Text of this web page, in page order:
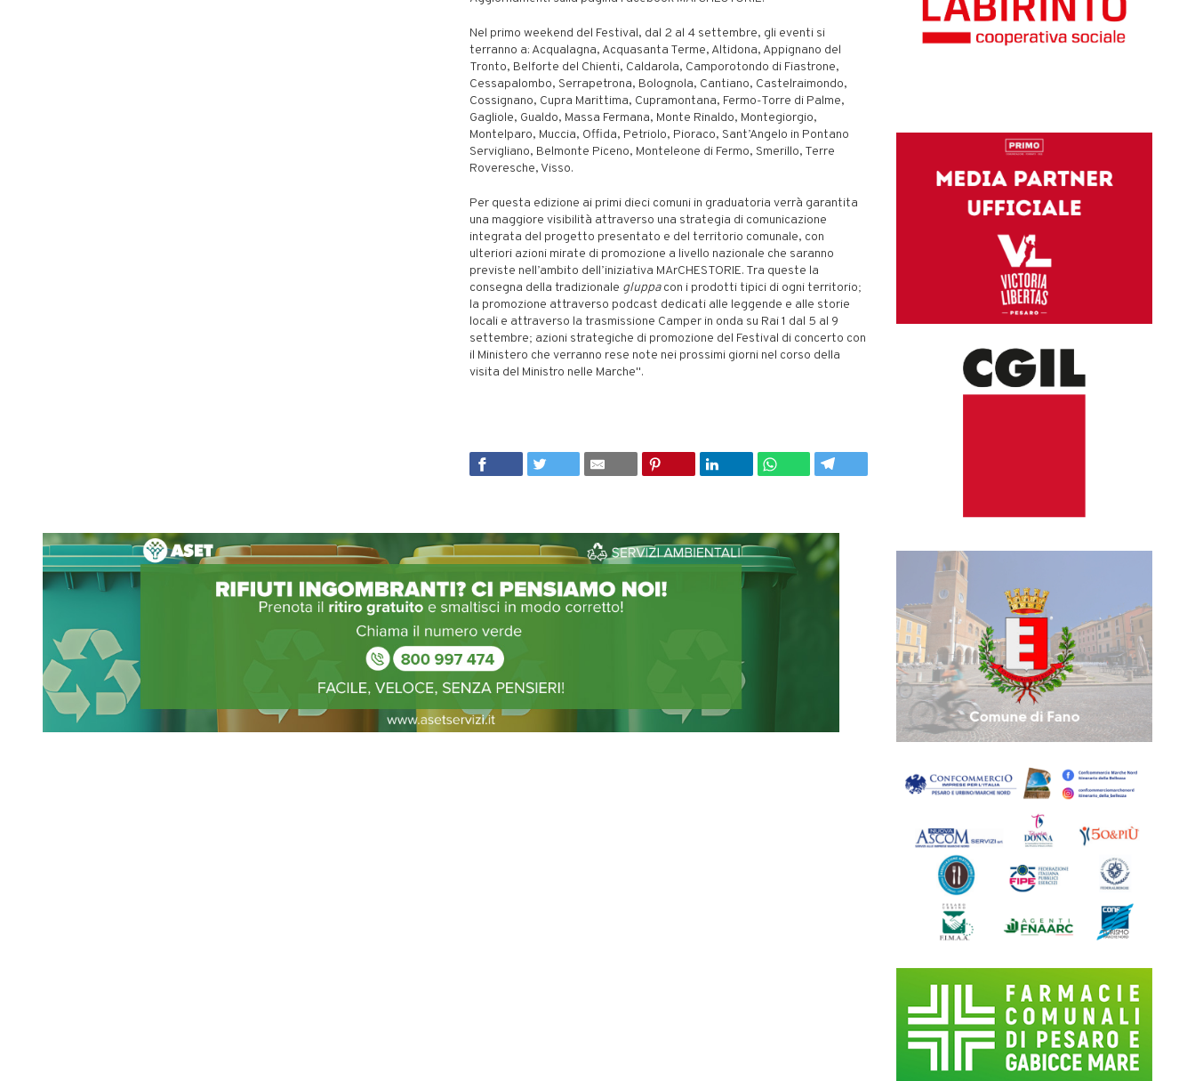
Nel primo weekend del Festival, dal 2 al 4 settembre, gli eventi si
terranno a: Acqualagna, Acquasanta Terme, Altidona, Appignano del
Tronto, Belforte del Chienti, Caldarola, Camporotondo di Fiastrone,
Cessapalombo, Serrapetrona, Bolognola, Cantiano, Castelraimondo,
Cossignano, Cupra Marittima, Cupramontana, Fermo-Torre di Palme,
Gagliole, Gualdo, Massa Fermana, Monte Rinaldo, Montegiorgio,
Montelparo, Muccia, Offida, Petriolo, Pioraco, Sant’Angelo in Pontano
Servigliano, Belmonte Piceno, Monteleone di Fermo, Smerillo, Terre
Roveresche, Visso.
Per questa edizione ai primi dieci comuni in graduatoria verrà garantita
una maggiore visibilità attraverso una strategia di comunicazione
integrata del progetto presentato e del territorio comunale, con
ulteriori azioni mirate di promozione a livello nazionale che saranno
previste nell’ambito dell’iniziativa MArCHESTORIE. Tra queste la
consegna della tradizionale gluppacon i prodotti tipici di ogni territorio;
la promozione attraverso podcast dedicati alle leggende e alle storie
locali e attraverso la trasmissione Camper in onda su Rai 1 dal 5 al 9
settembre; azioni strategiche di promozione del Festival di concerto con
il Ministero che verranno rese note nei prossimi giorni nel corso della
visita del Ministro nelle Marche".